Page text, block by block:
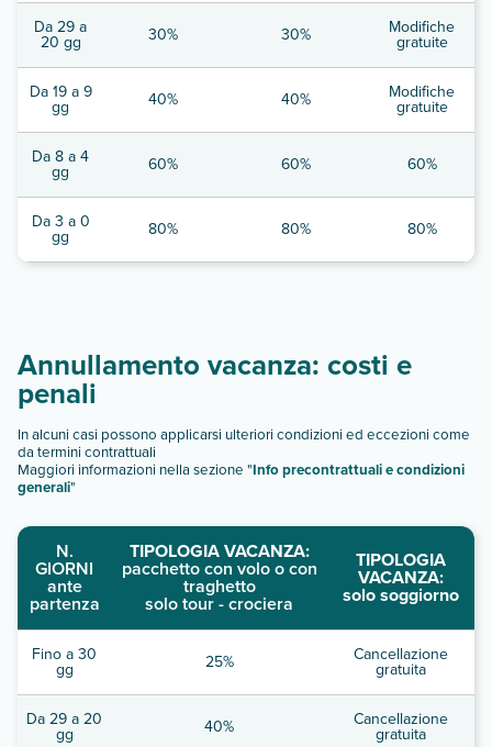
Da 29 a
20 gg 30% 30% Modifiche
gratuite
Da 19 a 9
gg 40% 40% Modifiche
gratuite
Da 8 a 4
gg 60% 60% 60%
Da 3 a 0
gg 80% 80% 80%
Annullamento vacanza: costi e
penali
In alcuni casi possono applicarsi ulteriori condizioni ed eccezioni come
da termini contrattuali
Maggiori informazioni nella sezione "Info precontrattuali e condizioni
generali"
N.
GIORNI
ante
partenza
TIPOLOGIA VACANZA:
pacchetto con volo o con
traghetto
solo tour - crociera
TIPOLOGIA
VACANZA:
solo soggiorno
Fino a 30
gg 25% Cancellazione
gratuita
Da 29 a 20
gg 40% Cancellazione
gratuita